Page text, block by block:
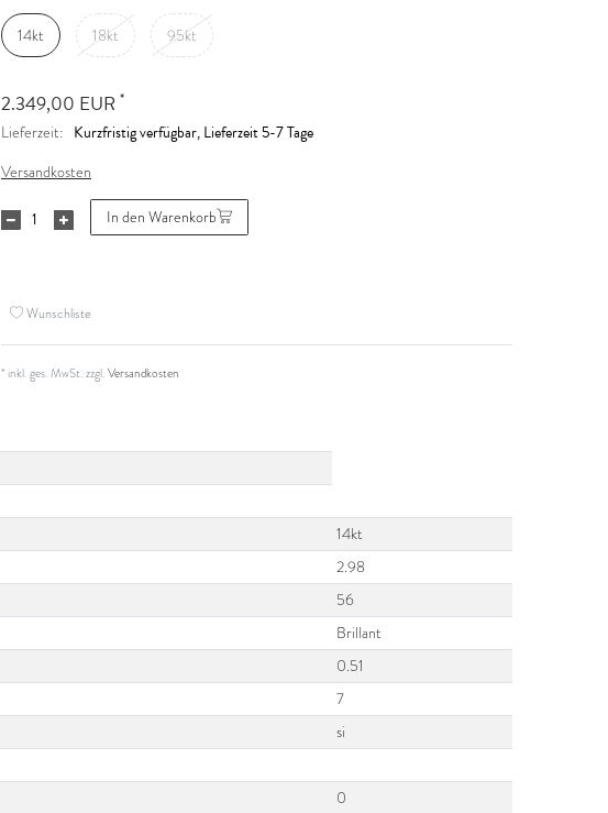
14kt 18kt 95kt
2.349,00 EUR *
Lieferzeit: Kurzfristig verfügbar, Lieferzeit 5-7 Tage
Versandkosten
In den Warenkorb
Wunschliste
* inkl. ges. MwSt. zzgl.Versandkosten
14kt
2.98
56
Brillant
0.51
7
si
0